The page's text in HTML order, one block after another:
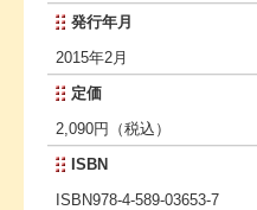
発行年月
2015年2月
定価
2,090円（税込）
ISBN
ISBN978-4-589-03653-7